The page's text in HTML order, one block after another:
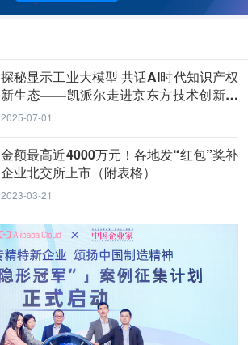
探秘显示工业大模型 共话AI时代知识产权
新生态——凯派尔走进京东方技术创新中
心
2025-07-01
金额最高近4000万元！各地发“红包”奖补
企业北交所上市（附表格）
2023-03-21